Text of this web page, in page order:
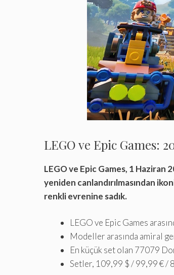
LEGO ve Epic Games:
LEGO ve Epic Games, 1 Haziran
yeniden canlandırılmasından
renkli evrenine sadık.
LEGO ve Epic Games
Modeller arasında amiral
En küçük set olan 77079
Setler, 109,99 $ / 99,99 € /